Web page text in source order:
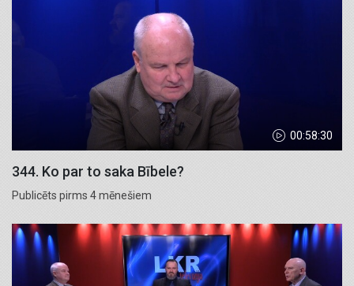
00:58:30
344. Ko par to saka Bībele?
Publicēts pirms 4 mēnešiem